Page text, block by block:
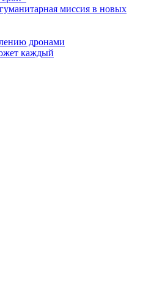
миссия в новых
дронами
каждый